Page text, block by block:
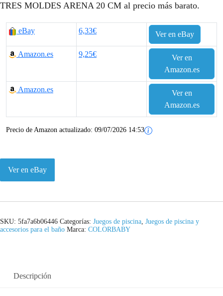
TRES MOLDES ARENA 20 CM al precio más barato.
eBay 6,33€ Ver en eBay
Amazon.es 9,25€
Ver en
Amazon.es
Amazon.es
Ver en
Amazon.es
Precio de Amazon actualizado: 09/07/2026 14:53
Ver en eBay
SKU: 5fa7a6b06446 Categorías: Juegos de piscina, Juegos de piscina y
accesorios para el baño Marca: COLORBABY
Descripción